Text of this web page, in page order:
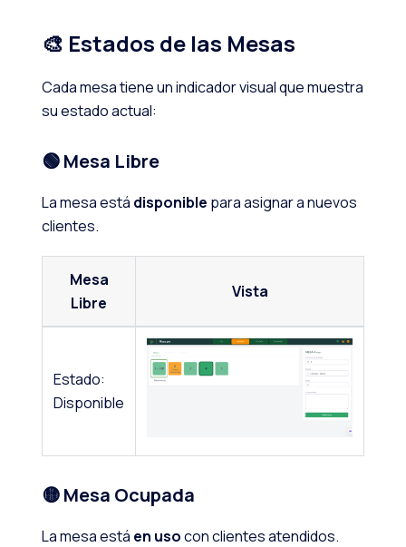
🎨 Estados de las Mesas
Cada mesa tiene un indicador visual que muestra
su estado actual:
🟢 Mesa Libre
La mesa está disponible para asignar a nuevos
clientes.
Mesa
Libre
Vista
Estado:
Disponible
🟡 Mesa Ocupada
La mesa está en usocon clientes atendidos.